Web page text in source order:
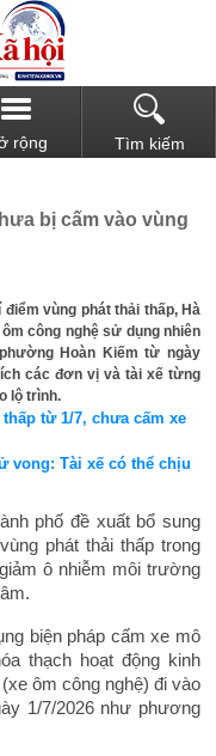
rộng Tìm kiếm
bị cấm vào vùng
vùng phát thải thấp, Hà
công nghệ sử dụng nhiên
Hoàn Kiếm từ ngày
các đơn vị và tài xế từng
lộ trình.
từ 1/7, chưa cấm xe
vong: Tài xế có thể chịu
phố đề xuất bổ sung
phát thải thấp trong
ô nhiễm môi trường
biện pháp cấm xe mô
thạch hoạt động kinh
ôm công nghệ) đi vào
1/7/2026 như phương